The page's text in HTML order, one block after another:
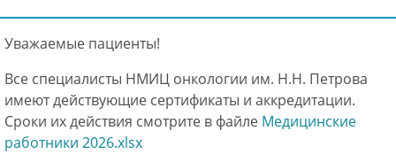
Уважаемые пациенты!
Все специалисты НМИЦ онкологии им. Н.Н. Петрова
имеют действующие сертификаты и аккредитации.
Сроки их действия смотрите в файле Медицинские
работники 2026.xlsx